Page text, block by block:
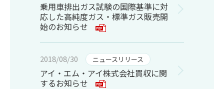
乗用車排出ガス試験の国際基準に対
応した高純度ガス・標準ガス販売開
始のお知らせ
2018/08/30 ニュースリリース
アイ・エム・アイ株式会社買収に関
するお知らせ